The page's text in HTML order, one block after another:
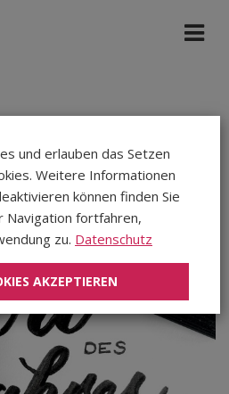
Jan 2027
Aug 2026
Sep 2026
Okt 2026
Nov 2026
Dez 2026
Jan 2027
Feb 2027
und erlauben das Setzen
Weitere Informationen
können finden Sie
Navigation fortfahren,
zu. Datenschutz
AKZEPTIEREN